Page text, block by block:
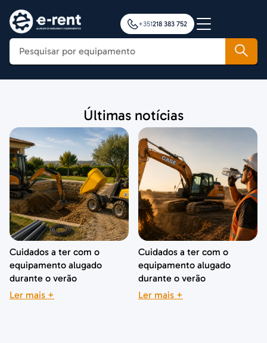
Movimentação de Cargas
Plataformas Elevatórias
Notícias
Formação
Contactos
+351218 383 752
Últimas notícias
Cuidados a ter com o
equipamento alugado
durante o verão
Ler mais +
Cuidados a ter com o
equipamento alugado
durante o verão
Ler mais +